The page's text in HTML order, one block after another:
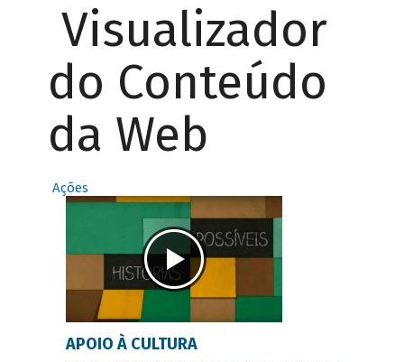
Visualizador
do Conteúdo
da Web
Ações
APOIO À CULTURA